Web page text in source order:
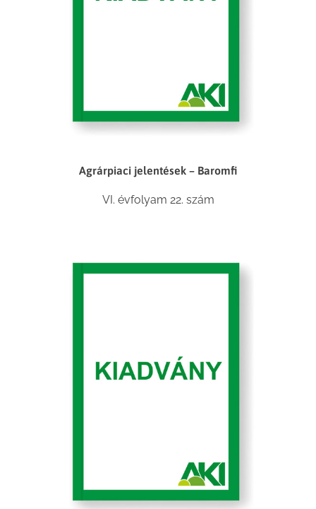
Agrárpiaci jelentések – Baromfi
VI. évfolyam 22. szám